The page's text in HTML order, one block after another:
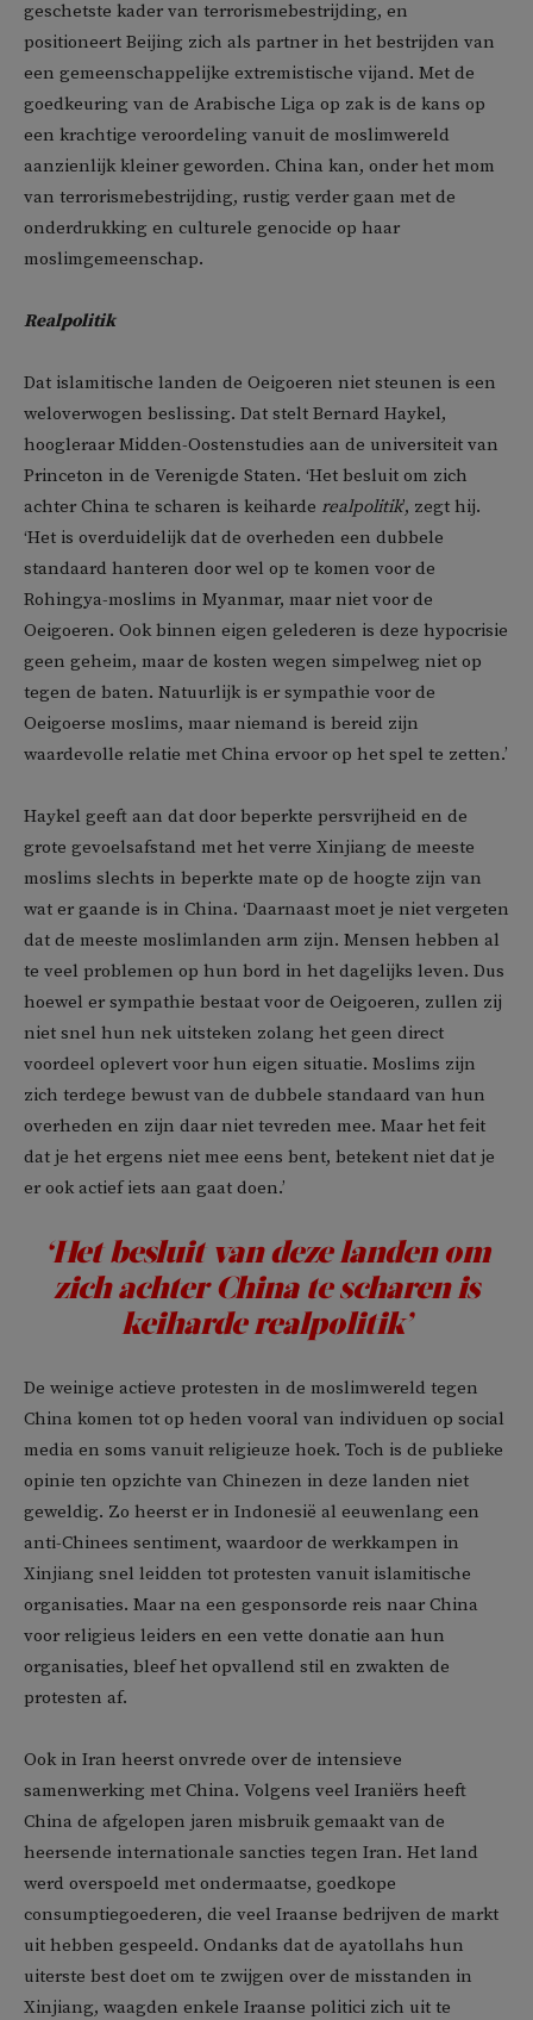
geschetste kader van terrorismebestrijding, en
positioneert Beijing zich als partner in het bestrijden van
een gemeenschappelijke extremistische vijand. Met de
goedkeuring van de Arabische Liga op zak is de kans op
een krachtige veroordeling vanuit de moslimwereld
aanzienlijk kleiner geworden. China kan, onder het mom
van terrorismebestrijding, rustig verder gaan met de
onderdrukking en culturele genocide op haar
moslimgemeenschap.
Realpolitik
Dat islamitische landen de Oeigoeren niet steunen is een
weloverwogen beslissing. Dat stelt Bernard Haykel,
hoogleraar Midden-Oostenstudies aan de universiteit van
Princeton in de Verenigde Staten. ‘Het besluit om zich
achter China te scharen is keiharde realpolitik’, zegt hij.
‘Het is overduidelijk dat de overheden een dubbele
standaard hanteren door wel op te komen voor de
Rohingya-moslims in Myanmar, maar niet voor de
Oeigoeren. Ook binnen eigen gelederen is deze hypocrisie
geen geheim, maar de kosten wegen simpelweg niet op
tegen de baten. Natuurlijk is er sympathie voor de
Oeigoerse moslims, maar niemand is bereid zijn
waardevolle relatie met China ervoor op het spel te zetten.’
Haykel geeft aan dat door beperkte persvrijheid en de
grote gevoelsafstand met het verre Xinjiang de meeste
moslims slechts in beperkte mate op de hoogte zijn van
wat er gaande is in China. ‘Daarnaast moet je niet vergeten
dat de meeste moslimlanden arm zijn. Mensen hebben al
te veel problemen op hun bord in het dagelijks leven. Dus
hoewel er sympathie bestaat voor de Oeigoeren, zullen zij
niet snel hun nek uitsteken zolang het geen direct
voordeel oplevert voor hun eigen situatie. Moslims zijn
zich terdege bewust van de dubbele standaard van hun
overheden en zijn daar niet tevreden mee. Maar het feit
dat je het ergens niet mee eens bent, betekent niet dat je
er ook actief iets aan gaat doen.’
‘Het besluit van deze landen om
zich achter China te scharen is
keiharderealpolitik’
De weinige actieve protesten in de moslimwereld tegen
China komen tot op heden vooral van individuen op social
media en soms vanuit religieuze hoek. Toch is de publieke
opinie ten opzichte van Chinezen in deze landen niet
geweldig. Zo heerst er in Indonesië al eeuwenlang een
anti-Chinees sentiment, waardoor de werkkampen in
Xinjiang snel leidden tot protesten vanuit islamitische
organisaties. Maar na een gesponsorde reis naar China
voor religieus leiders en een vette donatie aan hun
organisaties, bleef het opvallend stil en zwakten de
protesten af.
Ook in Iran heerst onvrede over de intensieve
samenwerking met China. Volgens veel Iraniërs heeft
China de afgelopen jaren misbruik gemaakt van de
heersende internationale sancties tegen Iran. Het land
werd overspoeld met ondermaatse, goedkope
consumptiegoederen, die veel Iraanse bedrijven de markt
uit hebben gespeeld. Ondanks dat de ayatollahs hun
uiterste best doet om te zwijgen over de misstanden in
Xinjiang, waagden enkele Iraanse politici zich uit te